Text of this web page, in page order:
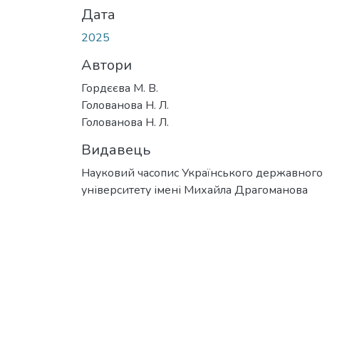
Дата
2025
Автори
Гордєєва М. В.
Голованова Н. Л.
Голованова Н. Л.
Видавець
Науковий часопис Українського державного
університету імені Михайла Драгоманова